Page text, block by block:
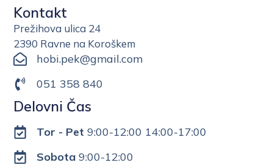
Kontakt
Prežihova ulica 24
2390 Ravne na Koroškem
hobi.pek@gmail.com
051 358 840
Delovni Čas
Tor - Pet 9:00-12:00 14:00-17:00
Sobota9:00-12:00